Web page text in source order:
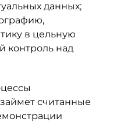
данных;
в цельную
контроль над
считанные